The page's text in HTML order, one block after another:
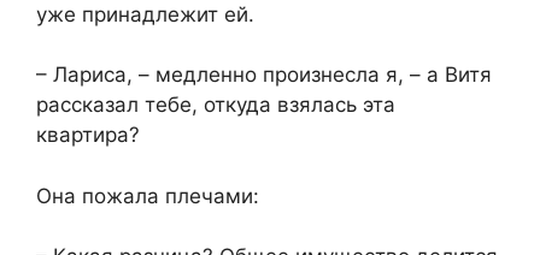
уже принадлежит ей.
– Лариса, – медленно произнесла я, – а Витя
рассказал тебе, откуда взялась эта
квартира?
Она пожала плечами: